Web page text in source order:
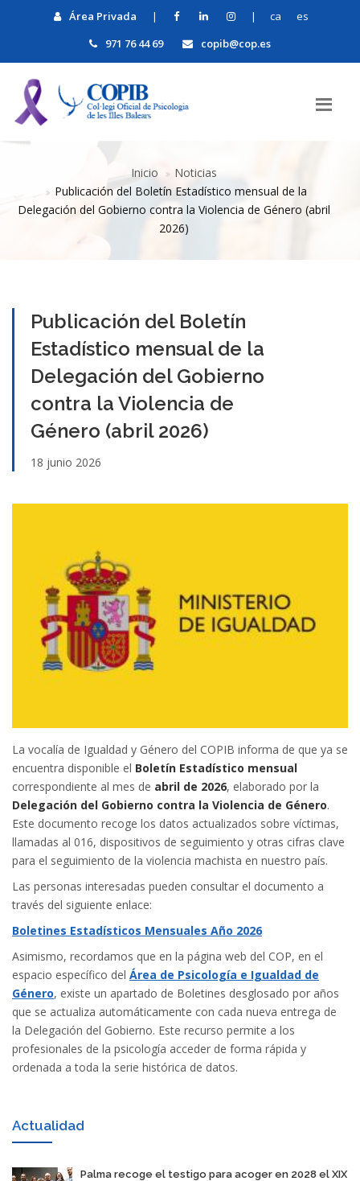
Área Privada | | ca
es
971 76 44 69
copib@cop.es
Inicio
Noticias
Publicación del Boletín Estadístico mensual de la
Delegación del Gobierno contra la Violencia de Género (abril
2026)
Publicación del Boletín
Estadístico mensual de la
Delegación del Gobierno
contra la Violencia de
Género (abril 2026)
18 junio 2026
La vocalía de Igualdad y Género del COPIB informa de que ya se
encuentra disponible el Boletín Estadístico mensual
correspondiente al mes de abril de 2026, elaborado por la
Delegación del Gobierno contra la Violencia de Género.
Este documento recoge los datos actualizados sobre víctimas,
llamadas al 016, dispositivos de seguimiento y otras cifras clave
para el seguimiento de la violencia machista en nuestro país.
Las personas interesadas pueden consultar el documento a
través del siguiente enlace:
Boletines Estadísticos Mensuales Año 2026
Asimismo, recordamos que en la página web del COP, en el
espacio específico del Área de Psicología e Igualdad de
Género, existe un apartado de Boletines desglosado por años
que se actualiza automáticamente con cada nueva entrega de
la Delegación del Gobierno. Este recurso permite a los
profesionales de la psicología acceder de forma rápida y
ordenada a toda la serie histórica de datos.
Actualidad
​Palma recoge el testigo para acoger en 2028 el XIX